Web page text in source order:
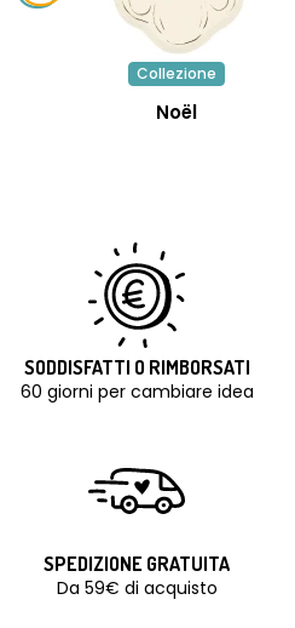
Collezione
Noël
SODDISFATTI O RIMBORSATI
60 giorni per cambiare idea
SPEDIZIONE GRATUITA
Da 59€ di acquisto